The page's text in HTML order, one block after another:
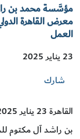
مؤسَّسة محمد بن
العمل
23 يناير 2025
شارك